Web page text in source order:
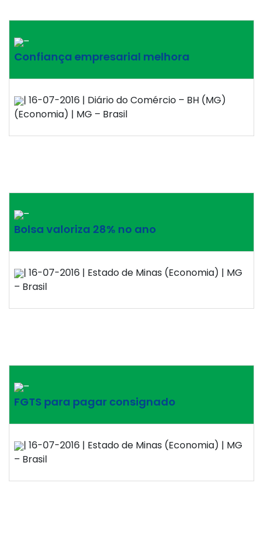
–
Confiança empresarial melhora
| 16-07-2016 | Diário do Comércio – BH (MG)
(Economia) | MG – Brasil
–
Bolsa valoriza 28% no ano
| 16-07-2016 | Estado de Minas (Economia) | MG
– Brasil
–
FGTS para pagar consignado
| 16-07-2016 | Estado de Minas (Economia) | MG
– Brasil